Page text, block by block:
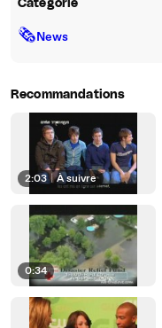
Catégorie
🗞News
Recommandations
2:03 | À suivre
0:34